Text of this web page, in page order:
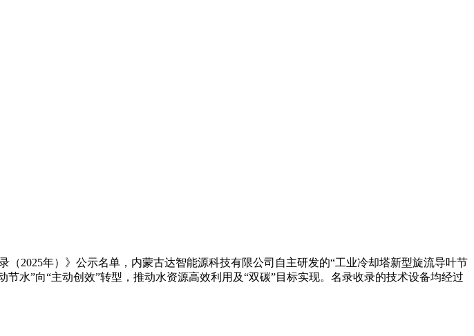
2025年）》公示名单，内蒙古达智能源科技有限公司自主研发的“工业冷却塔新型旋流导叶节
水”向“主动创效”转型，推动水资源高效利用及“双碳”目标实现。名录收录的技术设备均经过